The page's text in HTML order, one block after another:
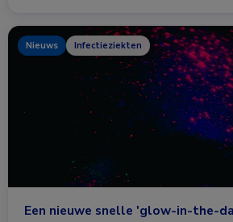
Nieuws Infectieziekten
Een nieuwe snelle 'glow-in-the-